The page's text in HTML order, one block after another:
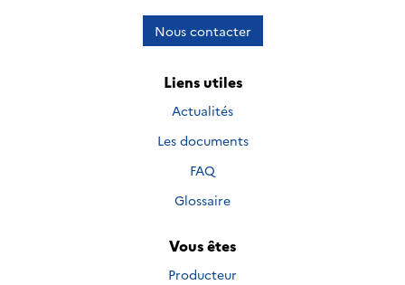
Nous contacter
Liens utiles
Actualités
Les documents
FAQ
Glossaire
Vous êtes
Producteur